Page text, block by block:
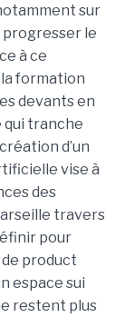
sur
progresser le
à ce
la formation
devants en
qui tranche
d’un
vise à
des
travers
pour
product
espace sui
restent plus